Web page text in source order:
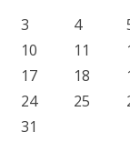
3
4
10
11
17
18
24
25
31